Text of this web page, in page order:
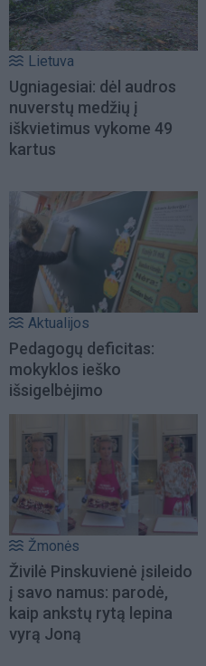
Lietuva
Ugniagesiai: dėl audros
nuverstų medžių į
iškvietimus vykome 49
kartus
Aktualijos
Pedagogų deficitas:
mokyklos ieško
išsigelbėjimo
Žmonės
Živilė Pinskuvienė įsileido
į savo namus: parodė,
kaip ankstų rytą lepina
vyrą Joną